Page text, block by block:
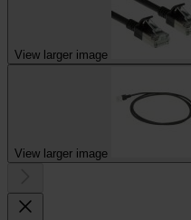
View larger image
View larger image